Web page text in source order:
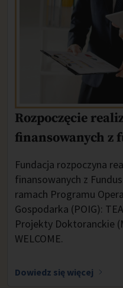
Rozpoczęcie
finansowanych z
Fundacja rozpoczyna
finansowanych z
ramach Programu
Gospodarka (POIG):
Projekty Doktoranckie
WELCOME.
Dowiedz się więcej